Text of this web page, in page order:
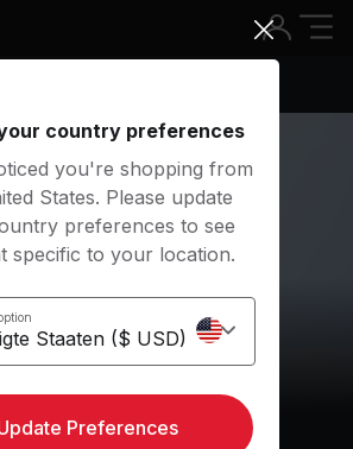
country preferences
you're shopping from
States. Please update
preferences to see
specific to your location.
Preferences